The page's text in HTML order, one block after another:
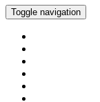
Toggle navigation